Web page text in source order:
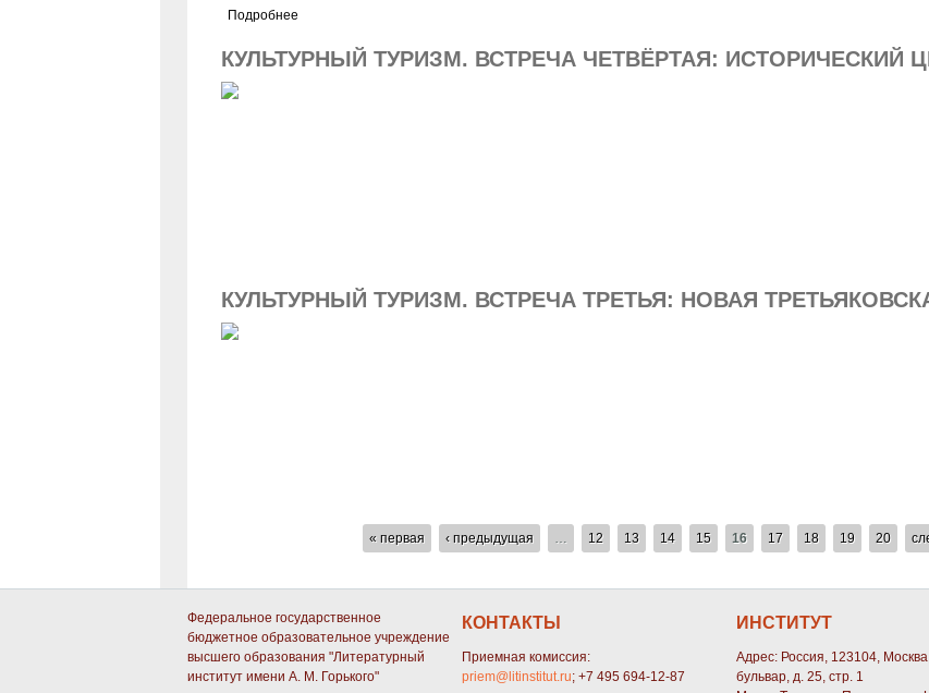
Подробнее
КУЛЬТУРНЫЙ ТУРИЗМ. ВСТРЕЧА ЧЕТВЁРТАЯ: ИСТОРИЧЕСКИЙ
КУЛЬТУРНЫЙ ТУРИЗМ. ВСТРЕЧА ТРЕТЬЯ: НОВАЯ
СТРАНИЦЫ« первая ‹ предыдущая 12 13 14 15 16 17 18 19 20
Федеральное государственное
бюджетное образовательное учреждение
высшего образования "Литературный
институт имени А. М. Горького"
КОНТАКТЫ
Приемная комиссия:
priem@litinstitut.ru; +7 495 694-12-87
ИНСТИТУТ
Адрес: Россия, 123104,
бульвар, д. 25, стр. 1